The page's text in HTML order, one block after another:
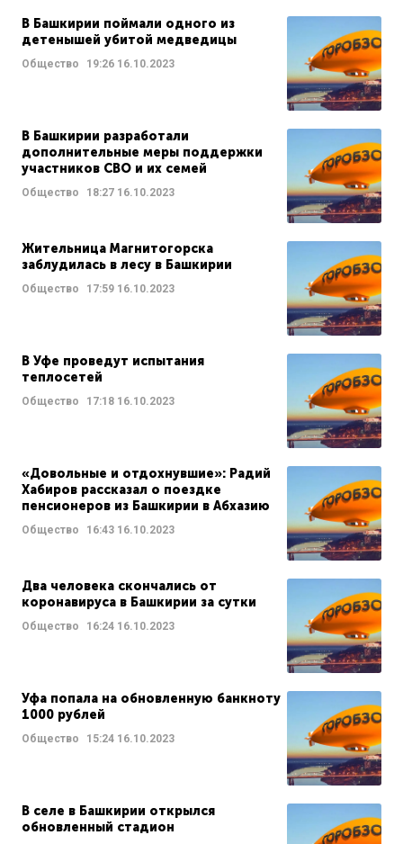
В Башкирии поймали одного из
детенышей убитой медведицы
Общество 19:26 16.10.2023
В Башкирии разработали
дополнительные меры поддержки
участников СВО и их семей
Общество 18:27 16.10.2023
Жительница Магнитогорска
заблудилась в лесу в Башкирии
Общество 17:59 16.10.2023
В Уфе проведут испытания
теплосетей
Общество 17:18 16.10.2023
«Довольные и отдохнувшие»: Радий
Хабиров рассказал о поездке
пенсионеров из Башкирии в Абхазию
Общество 16:43 16.10.2023
Два человека скончались от
коронавируса в Башкирии за сутки
Общество 16:24 16.10.2023
Уфа попала на обновленную банкноту
1000 рублей
Общество 15:24 16.10.2023
В селе в Башкирии открылся
обновленный стадион